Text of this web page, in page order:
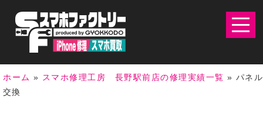
ホーム » スマホ修理工房 長野駅前店の修理実績一覧 » パネル
交換